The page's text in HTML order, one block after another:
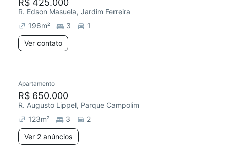
R$ 425.000
R. Edson Masuela, Jardim Ferreira
196m² 3
1
Ver contato
Apartamento
R$ 650.000
R. Augusto Lippel, Parque Campolim
123m² 3
2
Ver 2 anúncios